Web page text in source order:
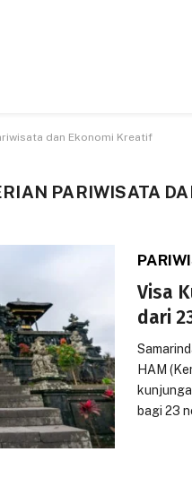
dan Ekonomi Kreatif
PARIWISATA
Visa
dari
HAM
bagi 23